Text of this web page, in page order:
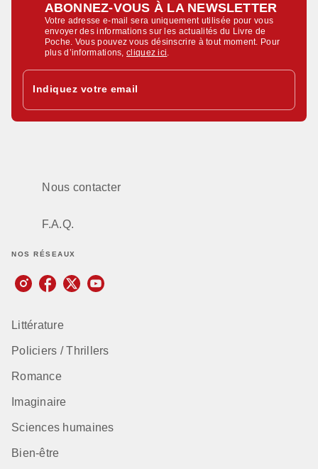
ABONNEZ-VOUS À LA NEWSLETTER
Votre adresse e-mail sera uniquement utilisée pour vous
envoyer des informations sur les actualités du Livre de
Poche. Vous pouvez vous désinscrire à tout moment. Pour
plus d’informations,cliquez ici
Indiquez votre email
Nous contacter
F.A.Q.
NOS RÉSEAUX
Littérature
Policiers / Thrillers
Romance
Imaginaire
Sciences humaines
Bien-être